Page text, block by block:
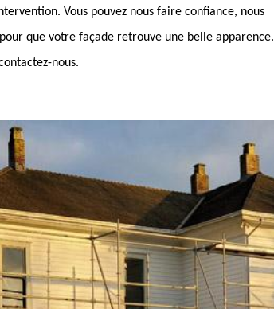
Vous pouvez nous faire confiance, nous
que votre façade retrouve une belle apparence.
nous.